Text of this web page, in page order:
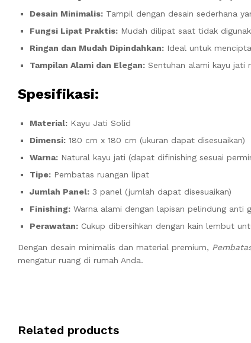
Desain Minimalis: Tampil dengan desain sederhana
Fungsi Lipat Praktis: Mudah dilipat saat tidak
Ringan dan Mudah Dipindahkan: Ideal untuk
Tampilan Alami dan Elegan: Sentuhan alami kayu jati
Spesifikasi:
Material: Kayu Jati Solid
Dimensi: 180 cm x 180 cm (ukuran dapat disesuaikan)
Warna: Natural kayu jati (dapat difinishing sesuai
Tipe: Pembatas ruangan lipat
Jumlah Panel: 3 panel (jumlah dapat disesuaikan)
Finishing: Warna alami dengan lapisan pelindung anti
Perawatan: Cukup dibersihkan dengan kain lembut
Dengan desain minimalis dan material premium,
mengatur ruang di rumah Anda.
Related products